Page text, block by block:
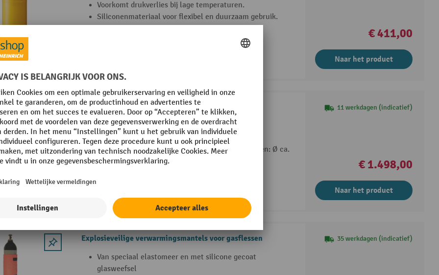
Voorkomt drukverlies bij lage temperaturen.
Siliconenmateriaal voor flexibel en duurzaam gebruik.
€ 411,00
Naar het product
Verwarmingsmantels voor gasflessen
Van gecoat nylonweefsel (polyamide), sterk en
waterafstotend
Geschikt voor gasflessen met standaardafmetingen: Ø ca.
230 mm, totale lengte ca.1.075 tot 1.630 mm
11 werkdagen (indicatief)
€ 1.498,00
Naar het product
Explosieveilige verwarmingsmantels voor gasflessen
Van speciaal elastomeer en met silicone gecoat
glasweefsel
35 werkdagen (indicatief)